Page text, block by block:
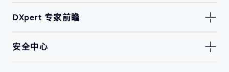
DXpert 专家前瞻
安全中心